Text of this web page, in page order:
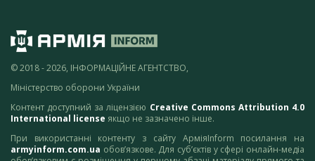
© 2018 - 2026, ІНФОРМАЦІЙНЕ АГЕНТСТВО,
Міністерство оборони України
Контент доступний за ліцензією Creative Commons Attribution 4.0
International license якщо не зазначено інше.
При використанні контенту з сайту АрміяInform посилання на
armyinform.com.ua обов’язкове. Для суб’єктів у сфері онлайн-медіа